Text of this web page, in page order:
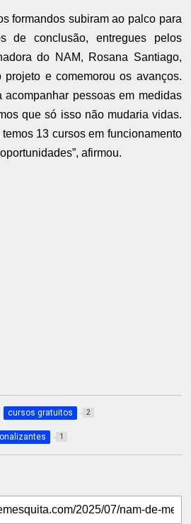
formandos subiram ao palco para
de conclusão, entregues pelos
do NAM, Rosana Santiago,
projeto e comemorou os avanços.
acompanhar pessoas em medidas
que só isso não mudaria vidas.
13 cursos em funcionamento
afirmou.
cursos gratuitos 2
1